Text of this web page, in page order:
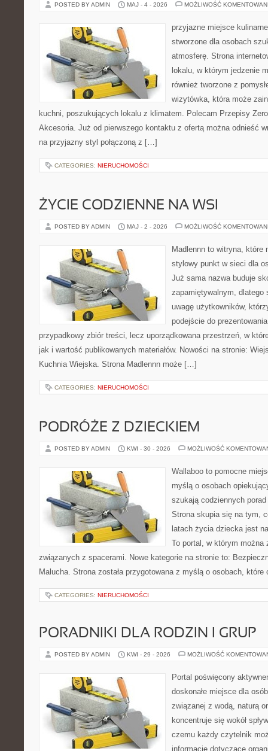
POSTED BY ADMIN MAJ - 4 - 2026 MOŻLIWOŚĆ
przyjazne miejsce
stworzone dla osobach
atmosferę. Strona
lokalu, w którym jedzenie
również tworzone z
wizytówka, która może
kuchni, poszukujących lokalu z klimatem. Polecam Przepisy
Akcesoria. Już od pierwszego kontaktu z ofertą można odnieść
na przyjazny styl połączoną z […]
CATEGORIES: NIERUCHOMOŚCI
ŻYCIE CODZIENNE NA WSI
POSTED BY ADMIN MAJ - 2 - 2026 MOŻLIWOŚĆ
Madlennn to witryna, które
stylowy punkt w sieci dla
Już sama nazwa buduje
zapamiętywalnym, dlatego
uwagę użytkowników,
podejście do
przypadkowy zbiór treści, lecz uporządkowana przestrzeń, w
jak i wartość publikowanych materiałów. Nowości na stronie:
Kuchnia Wiejska. Strona Madlennn może […]
CATEGORIES: NIERUCHOMOŚCI
PODRÓŻE Z DZIECKIEM
POSTED BY ADMIN KWI - 30 - 2026 MOŻLIWOŚĆ
Wallaboo to pomocne
myślą o osobach
szukają codziennych
Strona skupia się na tym,
latach życia dziecka jest
To portal, w którym można
związanych z spacerami. Nowe kategorie na stronie to:
Malucha. Strona została przygotowana z myślą o osobach,
CATEGORIES: NIERUCHOMOŚCI
PORADNIKI DLA RODZIN I GRUP
POSTED BY ADMIN KWI - 29 - 2026 MOŻLIWOŚĆ
Portal poświęcony
doskonałe miejsce dla
związanej z wodą, naturą
koncentruje się wokół
czemu każdy czytelnik
informacje dotyczące